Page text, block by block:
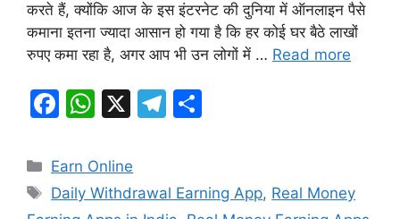
करते हैं, क्योंकि आज के इस इंटरनेट की दुनिया में ऑनलाइन पैसे
कमाना इतना ज्यादा आसान हो गया है कि हर कोई घर बैठे लाखों
रुपए कमा रहा है, अगर आप भी उन लोगों में … Read more
F
c
e
W
at
s
X
T
gr e
Categories
Earn Online
Tags
Daily Withdrawal Earning App, Real Money